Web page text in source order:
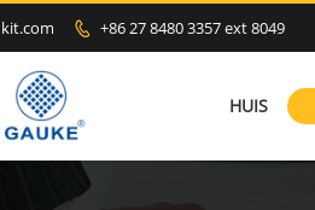
 +86 27 8480 3357 ext 8049
HUIS